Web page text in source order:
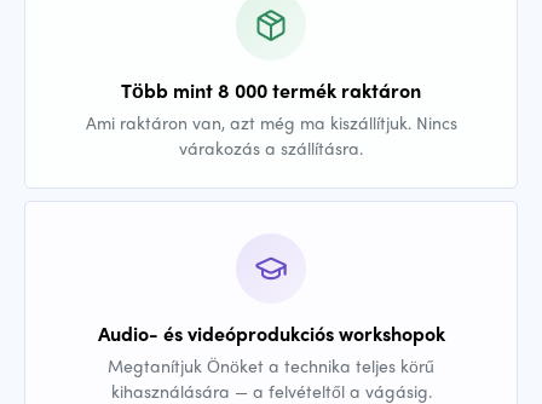
Több mint 8 000 termék raktáron
Ami raktáron van, azt még ma kiszállítjuk. Nincs
várakozás a szállításra.
Audio- és videóprodukciós workshopok
Megtanítjuk Önöket a technika teljes körű
kihasználására — a felvételtől a vágásig.